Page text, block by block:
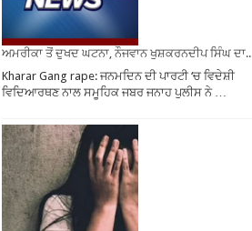
ਅਮਰੀਕਾ ਤੋਂ ਦੁਖਦ ਘਟਨਾ, ਨੌਜਵਾਨ ਖੁਸ਼ਕਰਨਦੀਪ ਸਿੰਘ ਦਾ..
Kharar Gang rape: ਜਨਮਦਿਨ ਦੀ ਪਾਰਟੀ ‘ਚ ਵਿਦੇਸ਼ੀ
ਵਿਦਿਆਰਥਣ ਨਾਲ ਸਮੂਹਿਕ ਜਬਰ ਜਨਾਹ ਪੁਲੀਸ ਨੇ …